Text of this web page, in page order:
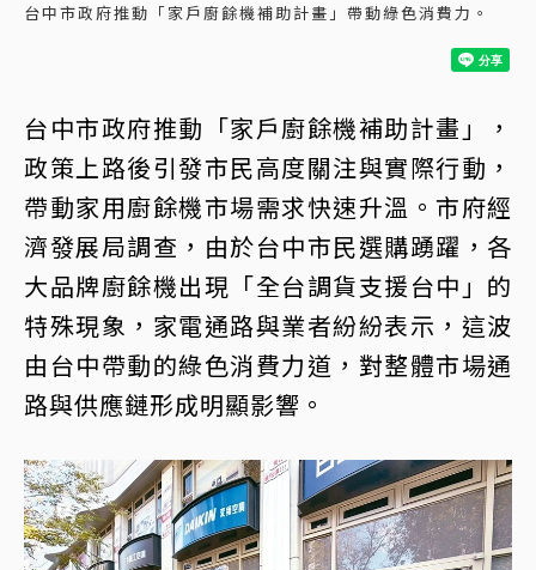
台中市政府推動「家戶廚餘機補助計畫」帶動綠色消費力。
台中市政府推動「家戶廚餘機補助計畫」，
政策上路後引發市民高度關注與實際行動，
帶動家用廚餘機市場需求快速升溫。市府經
濟發展局調查，由於台中市民選購踴躍，各
大品牌廚餘機出現「全台調貨支援台中」的
特殊現象，家電通路與業者紛紛表示，這波
由台中帶動的綠色消費力道，對整體市場通
路與供應鏈形成明顯影響。